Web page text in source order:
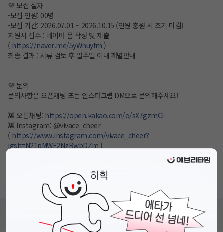
💜 모집 절차
-모집 인원: 00명
-모집 기간: 2026.07.01 ~ 2026.10.15 (인원 충원 시 조기 마감)
지원서 접수 : 네이버 폼 작성 및 제출
( https://naver.me/5yWnuyfm )
최종 결과 : 서류 검토 후 일주일 이내 개별안내
💜 문의
문의사항은 오픈채팅 또는 인스타그램 DM으로 문의해주세요!
👾 오픈채팅: https://open.kakao.com/o/sX7gzmCi
👾 Instagram: @vivace_cheer
( https://www.instagram.com/vivace_cheer?
igsh=N21pMWF2NzRwbDZm )
*본 동아리는 대학생에 의해 자치적으로 운영되며, 정치·종교·시민단체와는